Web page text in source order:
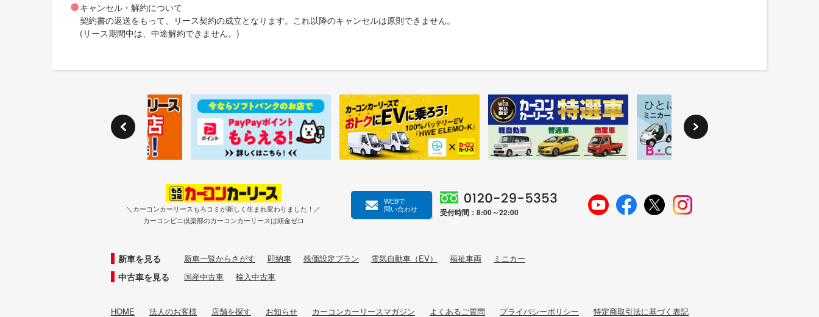
キャンセル・解約について
契約書の返送をもって、リース契約の成立となります。これ以降のキャンセルは原則できません。
(リース期間中は、中途解約できません。)
＼カーコンカーリースもろコミが新しく生まれ変わりました！／
カーコンビニ倶楽部のカーコンカーリースは頭金ゼロ
WEBで
問い合わせ
受付時間：8:00～22:00
新車を見る 新車一覧からさがす 即納車 残価設定プラン 電気自動車（EV） 福祉車両 ミニカー
中古車を見る 国産中古車 輸入中古車
HOME 法人のお客様 店舗を探す お知らせ カーコンカーリースマガジン よくあるご質問 プライバシーポリシー 特定商取引法に基づく表記